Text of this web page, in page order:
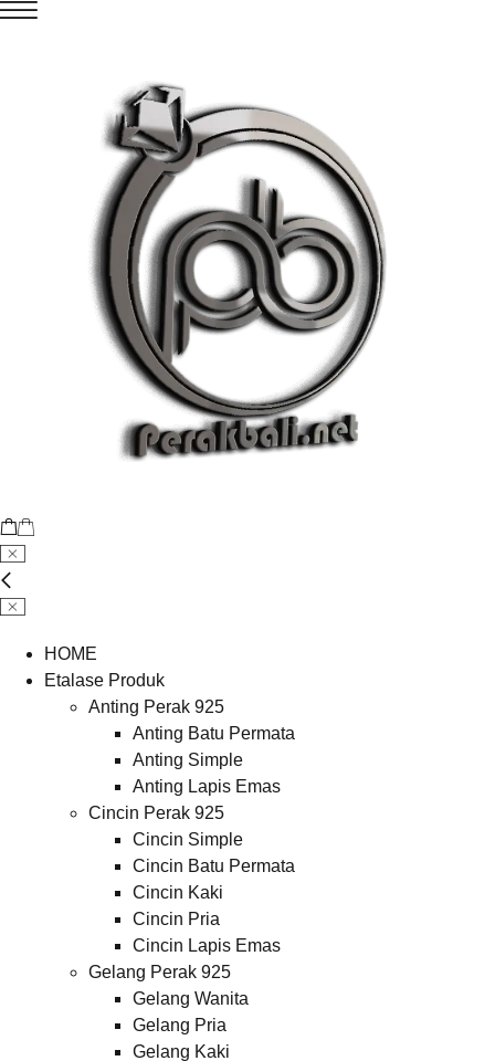
HOME
Etalase Produk
Anting Perak 925
Anting Batu Permata
Anting Simple
Anting Lapis Emas
Cincin Perak 925
Cincin Simple
Cincin Batu Permata
Cincin Kaki
Cincin Pria
Cincin Lapis Emas
Gelang Perak 925
Gelang Wanita
Gelang Pria
Gelang Kaki